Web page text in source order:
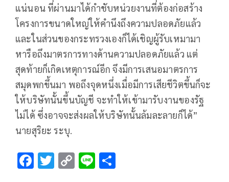
แน่นอน ที่ผ่านมาได้กำชับหน่วยงานที่ต้องก่อสร้าง
โครงการขนาดใหญ่ให้คำนึงถึงความปลอดภัยแล้ว
และในส่วนของกระทรวงเองก็ได้เชิญผู้รับเหมามา
หารือถึงมาตรการทางด้านความปลอดภัยแล้ว แต่
สุดท้ายก็เกิดเหตุการณ์อีก จึงมีการเสนอมาตรการ
สมุดพกขึ้นมา พอถึงจุดหนึ่งเมื่อมีการเสียชีวิตขึ้นก็จะ
ให้บริษัทนั้นขึ้นบัญชี จะทำให้เข้ามารับงานของรัฐ
ไม่ได้ ซึ่งอาจจะส่งผลให้บริษัทนั้นล้มละลายก็ได้”
นายสุริยะ ระบุ.
F T C Li